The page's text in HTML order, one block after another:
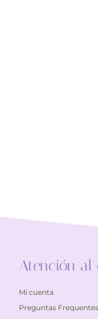
Atención al
Mi cuenta
Preguntas Frequentes